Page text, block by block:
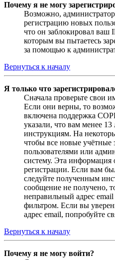
Почему я не могу
Возможно,
регистрацию новых
что он заблокировал ваш
которым вы пытаетесь
за помощью к
Вернуться к началу
Я только что
Сначала проверьте свои
Если они верны, то
включена поддержка
указали, что вам менее
инструкциям. На
чтобы все новые
пользователями или
систему. Эта информация
регистрации. Если вам
следуйте полученным
сообщение не получено,
неправильный адрес
фильтром. Если вы
адрес email, попробуйте
Вернуться к началу
Почему я не могу войти?